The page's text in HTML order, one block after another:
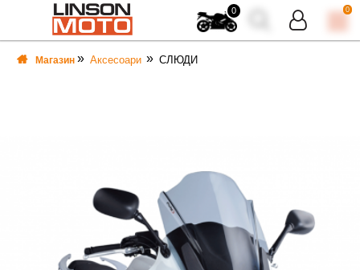
0 0
Магазин Аксесоари СЛЮДИ